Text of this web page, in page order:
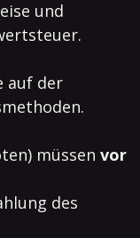
und
auf der
müssen vor
des